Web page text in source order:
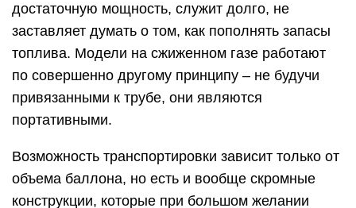
достаточную мощность, служит долго, не
заставляет думать о том, как пополнять запасы
топлива. Модели на сжиженном газе работают
по совершенно другому принципу – не будучи
привязанными к трубе, они являются
портативными.
Возможность транспортировки зависит только от
объема баллона, но есть и вообще скромные
конструкции, которые при большом желании